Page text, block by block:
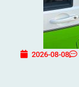
2026-08-08